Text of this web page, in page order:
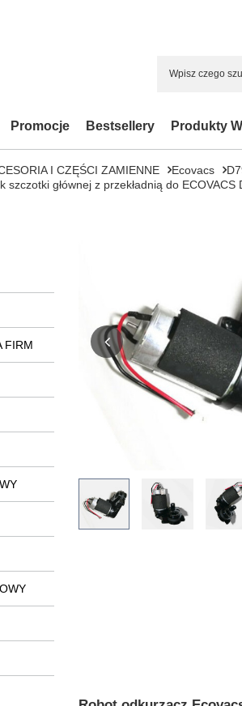
Promocje Bestsellery Produkty
I CZĘŚCI ZAMIENNE Ecovacs
szczotki głównej z przekładnią do
FIRM